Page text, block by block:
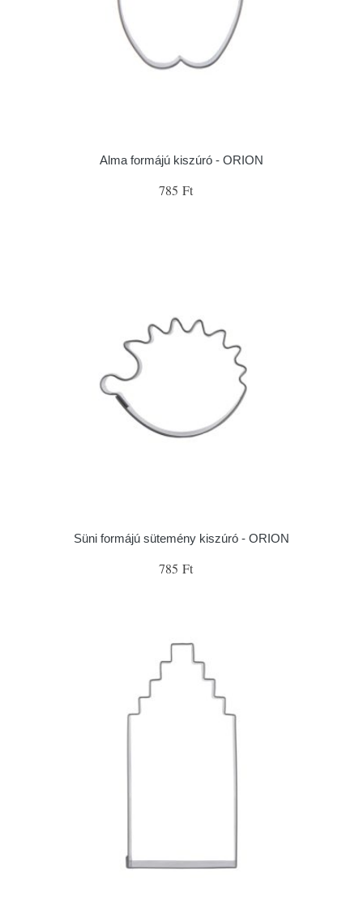
Alma formájú kiszúró - ORION
785 Ft
Süni formájú sütemény kiszúró - ORION
785 Ft